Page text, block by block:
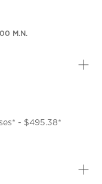
M.N.
- $495.38*